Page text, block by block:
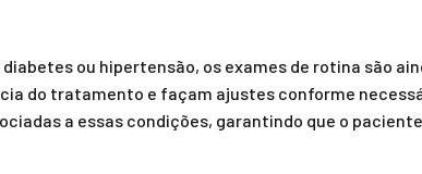
ou hipertensão, os exames de rotina são
do tratamento e façam ajustes conforme
a essas condições, garantindo que o